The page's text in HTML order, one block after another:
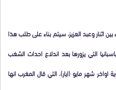
اثنار وعبد العزيز، سيتم بناء على طلب هذا
التي يزورها بعد اندلاع احداث الشغب
شهر مايو (ايار)، التي قال المغرب انها